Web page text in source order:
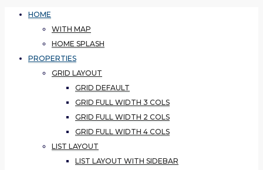
HOME
WITH MAP
HOME SPLASH
PROPERTIES
GRID LAYOUT
GRID DEFAULT
GRID FULL WIDTH 3 COLS
GRID FULL WIDTH 2 COLS
GRID FULL WIDTH 4 COLS
LIST LAYOUT
LIST LAYOUT WITH SIDEBAR